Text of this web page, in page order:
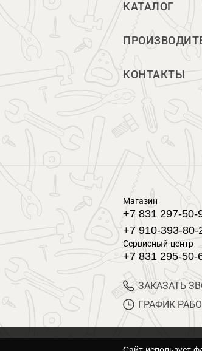
КАТАЛОГ
КОНТАКТЫ
Магазин
+7 831 297-50-
+7 910-393-80-
Сервисный центр
+7 831 295-50-
ЗАКАЗАТЬ
ГРАФИК